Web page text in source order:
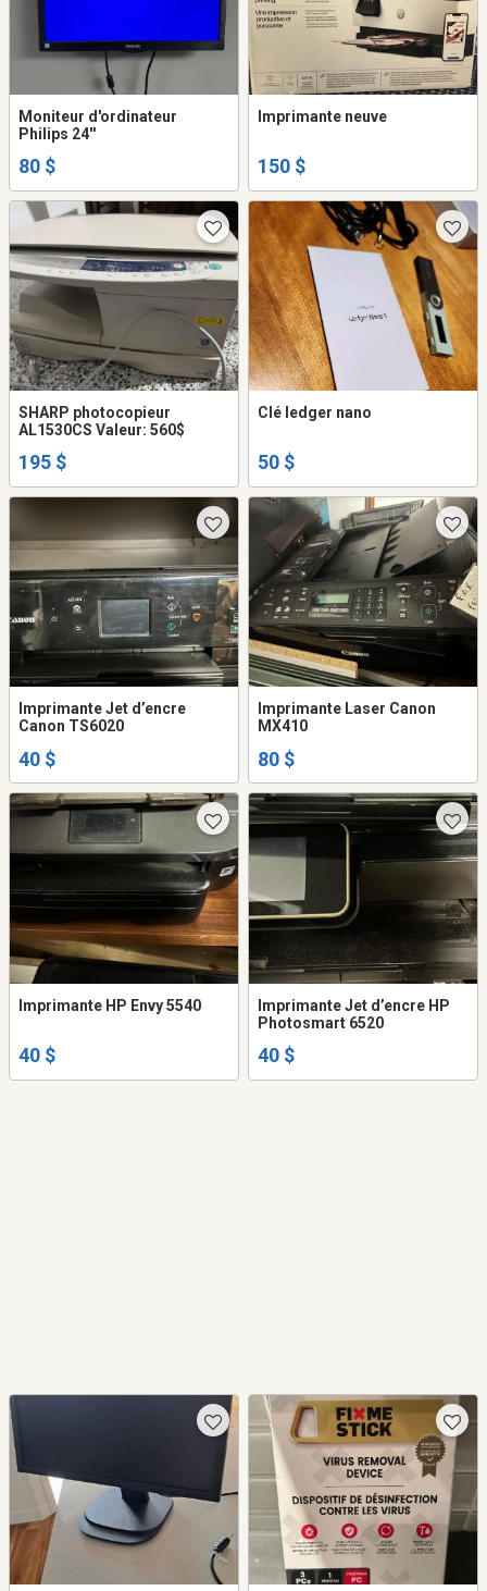
Moniteur d'ordinateur
Philips 24''
80 $
Imprimante neuve
150 $
SHARP photocopieur
AL1530CS Valeur: 560$
195 $
Clé ledger nano
50 $
Imprimante Jet d’encre
Canon TS6020
40 $
Imprimante Laser Canon
MX410
80 $
Imprimante HP Envy 5540
40 $
Imprimante Jet d’encre HP
Photosmart 6520
40 $